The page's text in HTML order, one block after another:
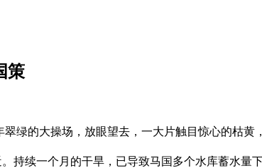
策
的大操场，放眼望去，一大片触目惊心的枯黄
续一个月的干旱，已导致马国多个水库蓄水量